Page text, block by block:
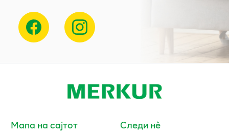
Мапа на сајтот Следи нè